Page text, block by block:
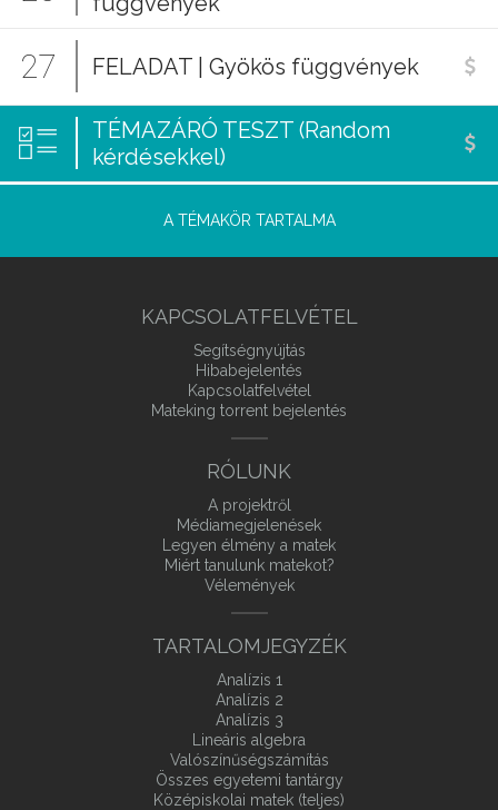
27 FELADAT | Gyökös függvények
TÉMAZÁRÓ TESZT (Random
kérdésekkel)
A TÉMAKÖR TARTALMA
KAPCSOLATFELVÉTEL
Segítségnyújtás
Hibabejelentés
Kapcsolatfelvétel
Mateking torrent bejelentés
RÓLUNK
A projektről
Médiamegjelenések
Legyen élmény a matek
Miért tanulunk matekot?
Vélemények
TARTALOMJEGYZÉK
Analízis 1
Analízis 2
Analízis 3
Lineáris algebra
Valószínűségszámítás
Összes egyetemi tantárgy
Középiskolai matek (teljes)